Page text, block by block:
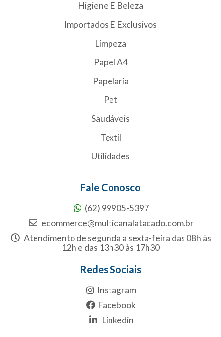
Higiene E Beleza
Importados E Exclusivos
Limpeza
Papel A4
Papelaria
Pet
Saudáveis
Textil
Utilidades
Fale Conosco
(62) 99905-5397
ecommerce@multicanalatacado.com.br
Atendimento de segunda a sexta-feira das 08h às
12h e das 13h30 às 17h30
Redes Sociais
Instagram
Facebook
Linkedin